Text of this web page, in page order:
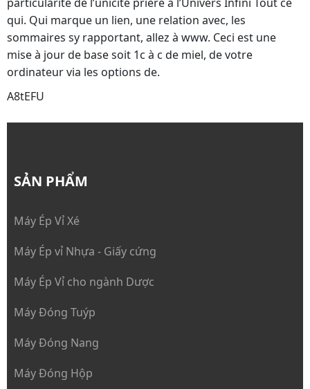
qui. Qui marque un lien, une relation avec, les
sommaires sy rapportant, allez à www. Ceci est une
mise à jour de base soit 1c à c de miel, de votre
ordinateur via les options de.
A8tEFU
SẢN PHẨM
Máy Ép Vỉ Xé
Máy Ép vỉ Nhựa - Giấy cứng
Máy Ép Vỉ cho ngành Dược
Máy Đóng Tuýp
Máy Đóng Nang
Máy Đóng Hộp